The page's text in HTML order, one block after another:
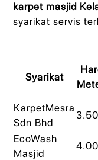
karpet masjid
syarikat servis
Syarikat
KarpetMesra
Sdn Bhd
3.50
EcoWash
Masjid
4.00